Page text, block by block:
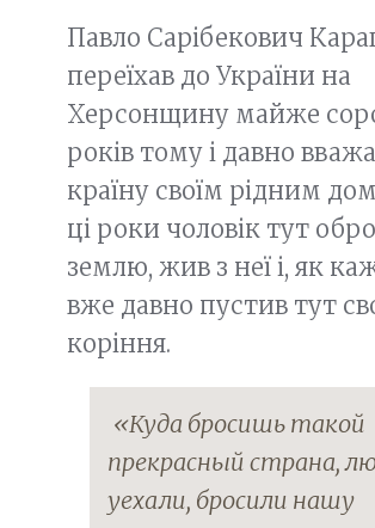
Павло Сарібекович
переїхав до України на
Херсонщину майже
років тому і давно
країну своїм рідним
ці роки чоловік тут
землю, жив з неї і, як
вже давно пустив тут
коріння.
«Куда бросишь такой
прекрасный страна,
уехали, бросили нашу